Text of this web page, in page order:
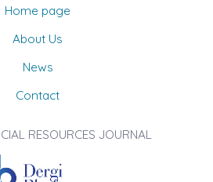
Home page
About Us
News
Contact
RESOURCES JOURNAL